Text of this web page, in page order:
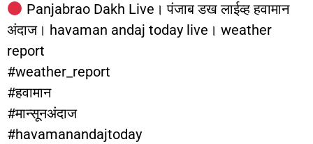
Panjabrao Dakh Live। पंजाब डख लाईव्ह हवामान
अंदाज। havaman andaj today live। weather
report
#weather_report
#हवामान
#मान्सूनअंदाज
#havamanandajtoday